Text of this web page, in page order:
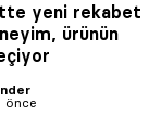
yeni rekabet
ürünün
önce